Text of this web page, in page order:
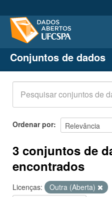
Conjuntos de dados
Organizações
Grupos
Sobre
Conjuntos de dados
Ordenar por
3 conjuntos de
encontrados
Licenças: Outra (Aberta)